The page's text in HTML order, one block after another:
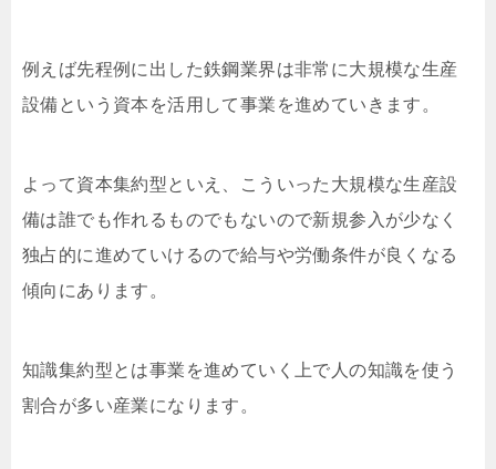
例えば先程例に出した鉄鋼業界は非常に大規模な生産
設備という資本を活用して事業を進めていきます。
よって資本集約型といえ、こういった大規模な生産設
備は誰でも作れるものでもないので新規参入が少なく
独占的に進めていけるので給与や労働条件が良くなる
傾向にあります。
知識集約型とは事業を進めていく上で人の知識を使う
割合が多い産業になります。